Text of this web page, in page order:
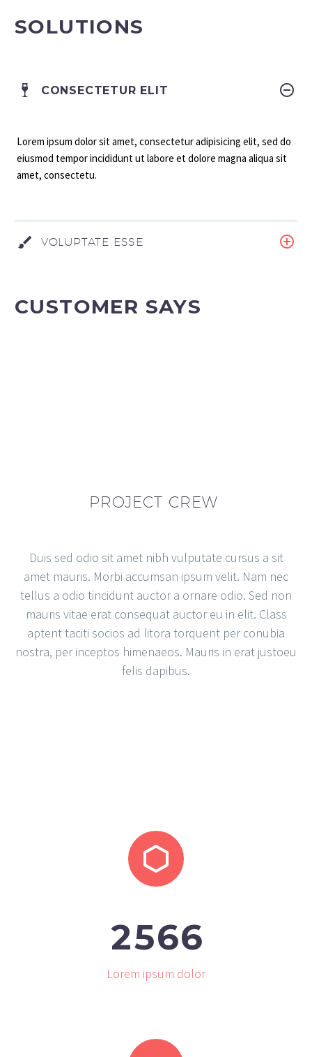
SOLUTIONS
CONSECTETUR ELIT
Lorem ipsum dolor sit amet, consectetur adipisicing elit, sed do
eiusmod tempor incididunt ut labore et dolore magna aliqua sit
amet, consectetu.
VOLUPTATE ESSE
CUSTOMER SAYS
PROJECT CREW
Duis sed odio sit amet nibh vulputate cursus a sit
amet mauris. Morbi accumsan ipsum velit. Nam nec
tellus a odio tincidunt auctor a ornare odio. Sed non
mauris vitae erat consequat auctor eu in elit. Class
aptent taciti socios ad litora torquent per conubia
nostra, per inceptos himenaeos. Mauris in erat justoeu
felis dapibus.


2566
Lorem ipsum dolor